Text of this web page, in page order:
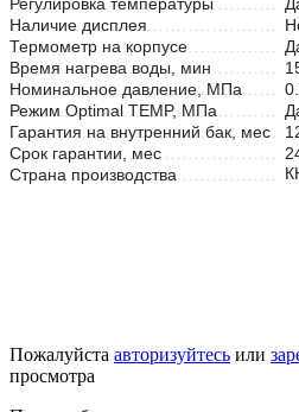
Регулировка температуры
Наличие дисплея
Термометр на корпусе
Время нагрева воды, мин
Номинальное давление, МПа
Режим Optimal TEMP, МПа
Гарантия на внутренний бак, мес
Срок гарантии, мес
Страна производства
Пожалуйста авторизуйтесь или
просмотра